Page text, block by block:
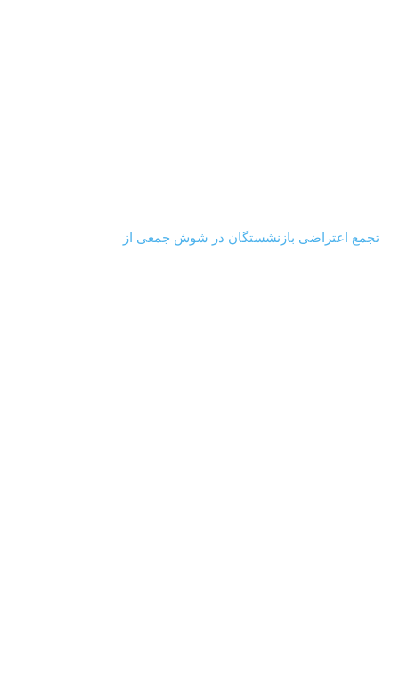
‏‏‏ ‏‏ ‏ تجمع اعتراضی بازنشستگان در شوش جمعی از